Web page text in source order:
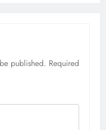
published. Required